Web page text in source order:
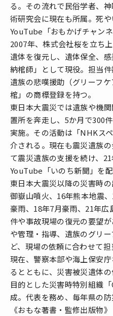
る。その流れで民俗学者、
術研究会に現在も所属。死
YouTube「おもかげチャンネ
2007年、株式会社桜を立ち
遺体を復元し、遺体保全、
納棺師」として現役。担当
遺族の悲嘆援助（グリーフ
棺」の商標登録を持つ。
東日本大震災では遺族や機
置所を奔走し、5か月で300
実施。その活動は「NHKス
介される。現在も震災遺族
て震災遺族の支援を続け、
YouTube「いのち新聞」を配
東日本大震災以降の災害時
御嶽山噴火、16年熊本地震
豪雨、18年7月豪雨、21年
件や事故現場の復元の要望
や管理・指導、遺族のグリ
ど、現場の依頼に合わせて担
現在、警察本部や海上保安
るとともに、災害被災遺体
目的とした災害時特別組織
成。代表を務め、毎年県の防
《おもな著書・監修出版物》